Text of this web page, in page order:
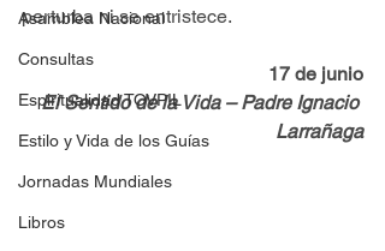
Asamblea Nacional
Consultas
Espiritualidad TOVPIL
Estilo y Vida de los Guías
Jornadas Mundiales
Libros
perturba ni se entristece.
17 de junio
El Sentido de la Vida – Padre Ignacio
Larrañaga